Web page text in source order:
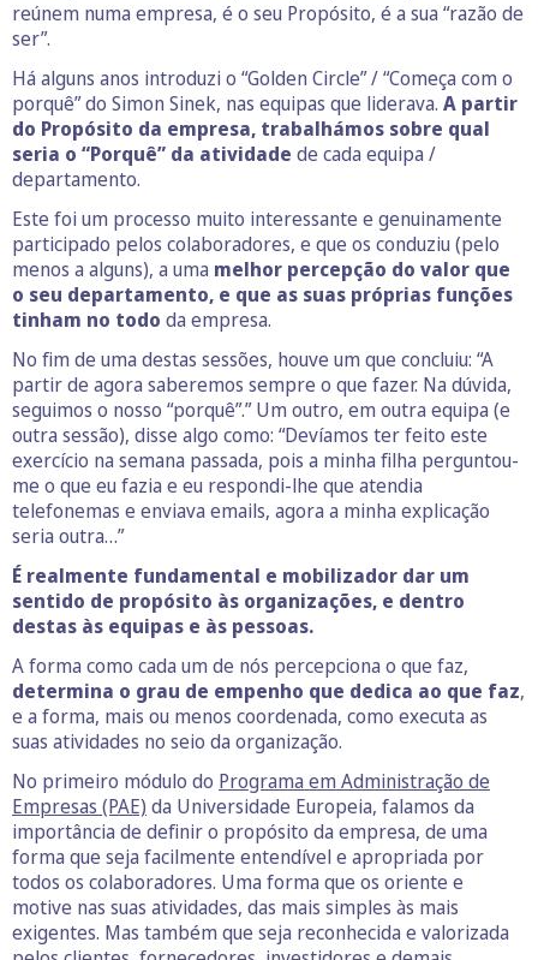
reúnem numa empresa, é o seu Propósito, é a sua “razão de
ser”.
Há alguns anos introduzi o “Golden Circle” / “Começa com o
porquê” do Simon Sinek, nas equipas que liderava. A partir
do Propósito da empresa, trabalhámos sobre qual
seria o “Porquê” da atividade de cada equipa /
departamento.
Este foi um processo muito interessante e genuinamente
participado pelos colaboradores, e que os conduziu (pelo
menos a alguns), a uma melhor percepção do valor que
o seu departamento, e que as suas próprias funções
tinham no todo da empresa.
No fim de uma destas sessões, houve um que concluiu: “A
partir de agora saberemos sempre o que fazer. Na dúvida,
seguimos o nosso “porquê”.” Um outro, em outra equipa (e
outra sessão), disse algo como: “Devíamos ter feito este
exercício na semana passada, pois a minha filha perguntou-
me o que eu fazia e eu respondi-lhe que atendia
telefonemas e enviava emails, agora a minha explicação
seria outra…”
É realmente fundamental e mobilizador dar um
sentido de propósito às organizações, e dentro
destas às equipas e às pessoas.
A forma como cada um de nós percepciona o que faz,
determina o grau de empenho que dedica ao que faz,
e a forma, mais ou menos coordenada, como executa as
suas atividades no seio da organização.
No primeiro módulo do Programa em Administração de
Empresas (PAE) da Universidade Europeia, falamos da
importância de definir o propósito da empresa, de uma
forma que seja facilmente entendível e apropriada por
todos os colaboradores. Uma forma que os oriente e
motive nas suas atividades, das mais simples às mais
exigentes. Mas também que seja reconhecida e valorizada